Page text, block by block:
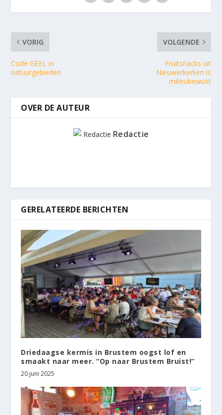
VORIG
Code GEEL in
natuurgebieden
VOLGENDE
Fruitsnacks uit
Nieuwerkerken is
milieubewust
OVER DE AUTEUR
Redactie
GERELATEERDE BERICHTEN
Driedaagse kermis in Brustem oogst lof en
smaakt naar meer. “Op naar Brustem Bruist!”
20 juni 2025